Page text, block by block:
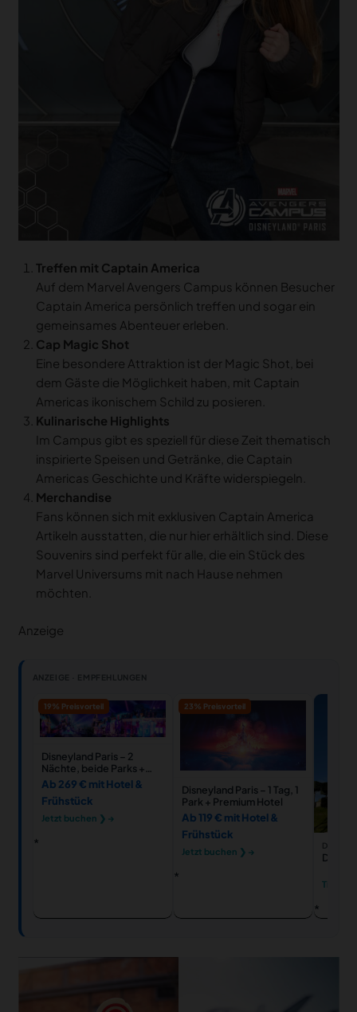
Treffen mit Captain America
Auf dem Marvel Avengers Campus können Besucher
Captain America persönlich treffen und sogar ein
gemeinsames Abenteuer erleben.
Cap Magic Shot
Eine besondere Attraktion ist der Magic Shot, bei
dem Gäste die Möglichkeit haben, mit Captain
Americas ikonischem Schild zu posieren.
Kulinarische Highlights
Im Campus gibt es speziell für diese Zeit thematisch
inspirierte Speisen und Getränke, die Captain
Americas Geschichte und Kräfte widerspiegeln.
Merchandise
Fans können sich mit exklusiven Captain America
Artikeln ausstatten, die nur hier erhältlich sind. Diese
Souvenirs sind perfekt für alle, die ein Stück des
Marvel Universums mit nach Hause nehmen
möchten.
Anzeige
ANZEIGE · EMPFEHLUNGEN
19% Preisvorteil
Disneyland Paris – 2
Nächte, beide Parks +
Hotel
Ab 269 € mit Hotel &
Frühstück
Jetzt buchen ❯ →
23% Preisvorteil
Disneyland Paris – 1 Tag, 1
Park + Premium Hotel
Ab 119 € mit Hotel &
Frühstück
Jetzt buchen ❯ →
Tickets